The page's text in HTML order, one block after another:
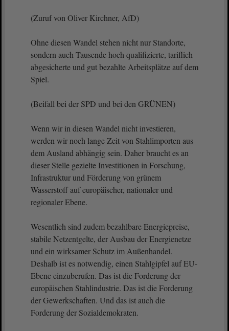
(Zuruf von Oliver Kirchner, AfD)
Ohne diesen Wandel stehen nicht nur Standorte,
sondern auch Tausende hoch qualifizierte, tariflich
abgesicherte und gut bezahlte Arbeitsplätze auf dem
Spiel.
(Beifall bei der SPD und bei den GRÜNEN)
Wenn wir in diesen Wandel nicht investieren,
werden wir noch lange Zeit von Stahlimporten aus
dem Ausland abhängig sein. Daher braucht es an
dieser Stelle gezielte Investitionen in Forschung,
Infrastruktur und Förderung von grünem
Wasserstoff auf europäischer, nationaler und
regionaler Ebene.
Wesentlich sind zudem bezahlbare Energiepreise,
stabile Netzentgelte, der Ausbau der Energienetze
und ein wirksamer Schutz im Außenhandel.
Deshalb ist es notwendig, einen Stahlgipfel auf EU-
Ebene einzuberufen. Das ist die Forderung der
europäischen Stahlindustrie. Das ist die Forderung
der Gewerkschaften. Und das ist auch die
Forderung der Sozialdemokraten.